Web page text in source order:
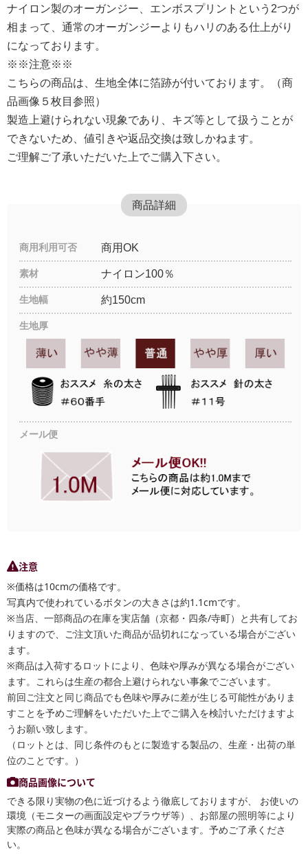
ナイロン製のオーガンジー、エンボスプリントという2つが
相まって、通常のオーガンジーよりもハリのある仕上がり
になっております。
※※注意※※
こちらの商品は、生地全体に箔跡が付いております。（商
品画像５枚目参照）
製造上避けられない現象であり、キズ等として扱うことが
できないため、値引きや返品交換は致しかねます。
ご理解ご了承いただいた上でご購入下さい。
商品詳細
商用利用可否 商用OK
素材 ナイロン100％
生地幅 約150cm
生地厚
メール便
注意
※価格は10cmの価格です。
写真内で使われているボタンの大きさは約1.1cmです。
※当店、一部商品の在庫を実店舗（京都・四条/寺町）と共有してお
りますので、ご注文頂いた商品が品切れになっている場合がござい
ます。
※商品は入荷するロットにより、色味や厚みが異なる場合がござい
ます。これらは生産の都合上避けられない事象でございます。
前回ご注文と同じ商品でも色味や厚みに差が生じる可能性がありま
すことを予めご理解をいただいた上でご購入を検討いただけますよ
うお願い致します。
（ロットとは、同じ条件のもとに製造する製品の、生産・出荷の単
位のことです。）
商品画像について
できる限り実物の色に近づけるよう徹底しておりますが、 お使いの
環境（モニターの画面設定やブラウザ等）、お部屋の照明等により
実際の商品と色味が異なる場合がございます。予めご了承くださ
い。